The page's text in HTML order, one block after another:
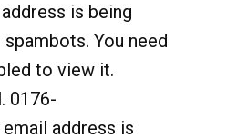
is being
You need
to view it.
0176-
address is